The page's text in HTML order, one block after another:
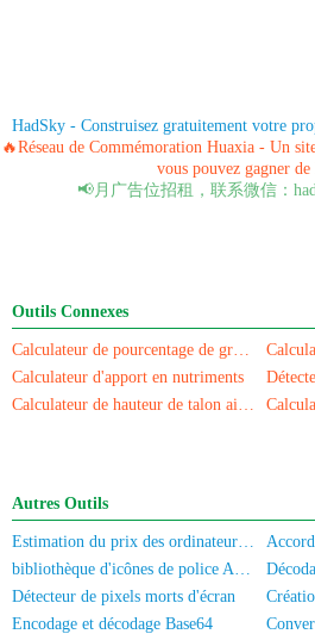
HadSky - Construisez gratuitement votre
🔥Réseau de Commémoration Huaxia - Un
vous pouvez gagner
📢月广告位招租，联系微信：
Outils Connexes
Calculateur de pourcentage de graisse corporelle
Calculateur d'apport en nutriments
Calculateur de hauteur de talon aiguille
Autres Outils
Estimation du prix des ordinateurs/téléphones portables d'occasion
bibliothèque d'icônes de police Akar-Icons
Détecteur de pixels morts d'écran
Encodage et décodage Base64